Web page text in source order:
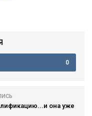
0
она уже